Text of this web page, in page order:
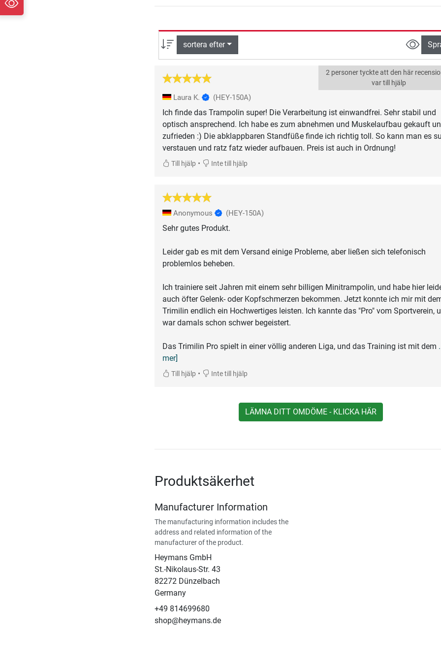
sortera efter
2 personer tyckte att den här
var till hjälp
Laura K. (HEY-150A)
Ich finde das Trampolin super! Die Verarbeitung ist einwandfrei. Sehr stabil und
optisch ansprechend. Ich habe es zum abnehmen und Muskelaufbau gekauft
zufrieden :) Die abklappbaren Standfüße finde ich richtig toll. So kann man es
verstauen und ratz fatz wieder aufbauen. Preis ist auch in Ordnung!
Till hjälp • Inte till hjälp
Anonymous (HEY-150A)
Sehr gutes Produkt.
Leider gab es mit dem Versand einige Probleme, aber ließen sich telefonisch
problemlos beheben.
Ich trainiere seit Jahren mit einem sehr billigen Minitrampolin, und habe hier
auch öfter Gelenk- oder Kopfschmerzen bekommen. Jetzt konnte ich mir mit
Trimilin endlich ein Hochwertiges leisten. Ich kannte das "Pro" vom Sportverein,
war damals schon schwer begeistert.
Das Trimilin Pro spielt in einer völlig anderen Liga, und das Training ist mit dem
mer]
Till hjälp • Inte till hjälp
LÄMNA DITT OMDÖME - KLICKA HÄR
Produktsäkerhet
Manufacturer Information
The manufacturing information includes the
address and related information of the
manufacturer of the product.
Heymans GmbH
St.-Nikolaus-Str. 43
82272 Dünzelbach
Germany
+49 814699680
shop@heymans.de